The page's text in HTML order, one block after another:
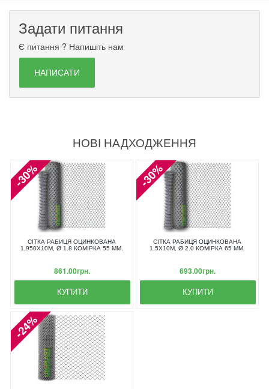
Задати питання
Є питання ? Напишіть нам
НАПИСАТИ
НОВІ НАДХОДЖЕННЯ
-30%
СІТКА РАБИЦЯ ОЦИНКОВАНА
1,950X10М, Ø 1.8 КОМІРКА 55 ММ.
861.00грн.
КУПИТИ
-30%
СІТКА РАБИЦЯ ОЦИНКОВАНА
1,5X10М, Ø 2.0 КОМІРКА 65 ММ.
693.00грн.
КУПИТИ
-24%